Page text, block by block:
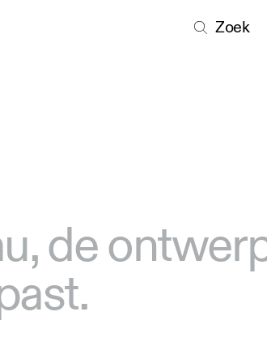
Zoek
de